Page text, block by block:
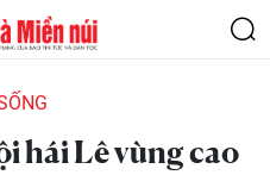
hái Lê vùng cao